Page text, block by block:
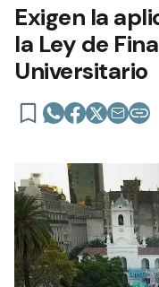
Exigen la
la Ley de
Universitario